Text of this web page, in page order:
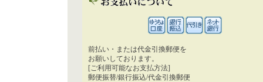
前払い・または代金引換郵便を
お願いしております。
[ご利用可能なお支払方法]
郵便振替/銀行振込/代金引換郵便